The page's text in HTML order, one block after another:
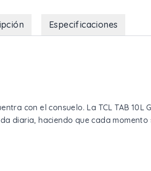
Especificaciones
con el consuelo. La TCL TAB 10L
diaria, haciendo que cada momento